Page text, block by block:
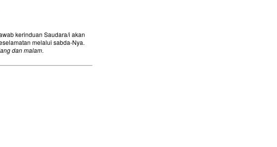
kerinduan Saudara/i akan
melalui sabda-Nya.
dan malam.